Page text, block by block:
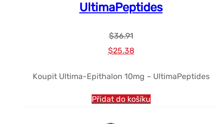
UltimaPeptides
$36.91
Původní
byla:
$36.91.
$25.38Současná
je:
$25.38.
Koupit Ultima-Epithalon 10mg – UltimaPeptides
Přidat do košíku